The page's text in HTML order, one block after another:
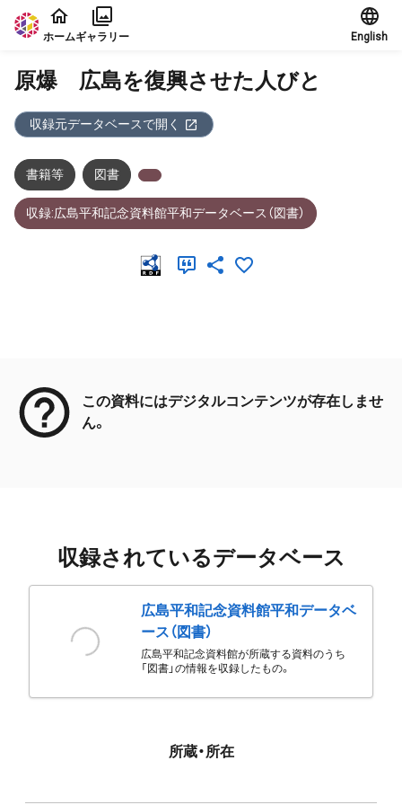
本文に飛ぶ
ホームギャラリー English
原爆 広島を復興させた人びと
収録元データベースで開く
書籍等 図書
収録:広島平和記念資料館平和データベース（図書）
この資料にはデジタルコンテンツが存在しませ
ん。
収録されているデータベース
広島平和記念資料館平和データベ
ース（図書）
広島平和記念資料館が所蔵する資料のうち
「図書」の情報を収録したもの。
所蔵・所在